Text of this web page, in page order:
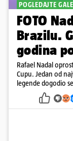
POGLEDAJTE
FOTO
Brazilu.
godina
Rafael Nadal
Cupu. Jedan od
legende dogodio
pažnju odvlačila